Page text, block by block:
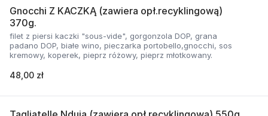
Gnocchi Z KACZKĄ (zawiera opł.recyklingową)
370g.
filet z piersi kaczki "sous-vide", gorgonzola DOP, grana
padano DOP, białe wino, pieczarka portobello,gnocchi, sos
kremowy, koperek, pieprz różowy, pieprz młotkowany.
48,00 zł